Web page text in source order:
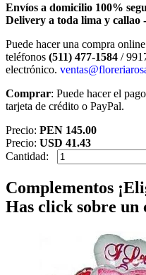
Envíos a domicilio 100%
Delivery a toda lima y callao
Puede hacer una compra
teléfonos (511) 477-1584 /
electrónico.
Comprar: Puede hacer el
tarjeta de crédito o PayPal.
Precio: PEN 145.00
Precio: USD 41.43
Cantidad:
Complementos
Has click sobre un